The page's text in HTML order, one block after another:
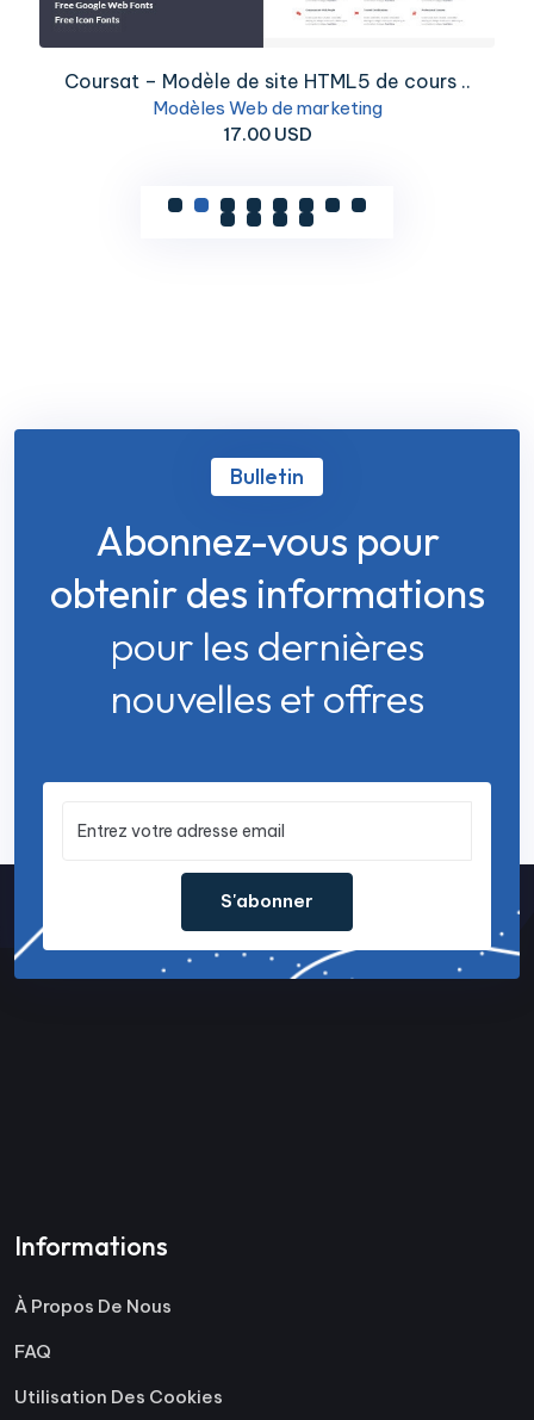
Coursat – Modèle de site HTML5 de cours ..
Modèles Web de marketing
17.00 USD
Bulletin
Abonnez-vous pour
obtenir des informations
pour les dernières
nouvelles et offres
S'abonner
Informations
À Propos De Nous
FAQ
Utilisation Des Cookies